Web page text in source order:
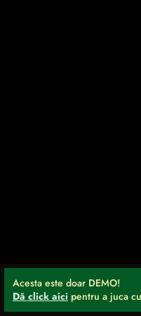
Acesta este doar DEMO!
Dă click aici pentru a juca